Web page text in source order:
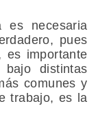
es necesaria
pues
es importante
distintas
comunes y
trabajo, es la